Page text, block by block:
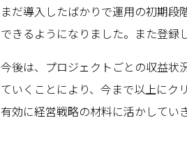
まだ導入したばかりで運用の初期
できるようになりました。また登録
今後は、プロジェクトごとの収益状
ていくことにより、今まで以上にク
有効に経営戦略の材料に活かしてい